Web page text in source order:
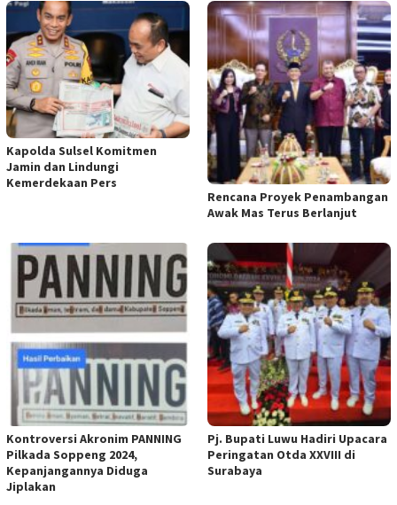
Kapolda Sulsel Komitmen
Jamin dan Lindungi
Kemerdekaan Pers
Rencana Proyek Penambangan
Awak Mas Terus Berlanjut
Kontroversi Akronim PANNING
Pilkada Soppeng 2024,
Kepanjangannya Diduga
Jiplakan
Pj. Bupati Luwu Hadiri Upacara
Peringatan Otda XXVIII di
Surabaya